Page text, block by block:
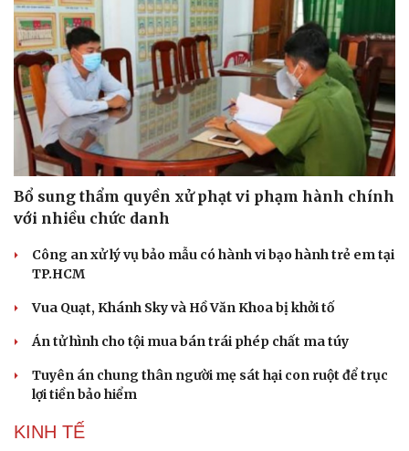
Cải chính
Bổ sung thẩm quyền xử phạt vi phạm hành chính
với nhiều chức danh
Công an xử lý vụ bảo mẫu có hành vi bạo hành trẻ em tại
TP.HCM
Vua Quạt, Khánh Sky và Hồ Văn Khoa bị khởi tố
Án tử hình cho tội mua bán trái phép chất ma túy
Tuyên án chung thân người mẹ sát hại con ruột để trục
lợi tiền bảo hiểm
KINH TẾ